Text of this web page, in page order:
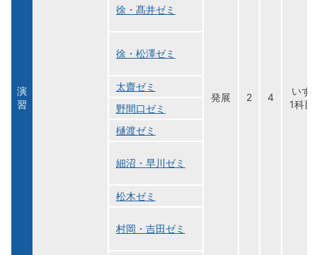
演
習
発展 2 4
いず
1科目
徐・髙井ゼミ
徐・松澤ゼミ
太齋ゼミ
野間口ゼミ
樋渡ゼミ
細沼・早川ゼミ
松木ゼミ
村岡・吉田ゼミ